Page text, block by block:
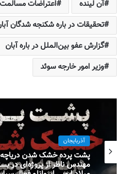
آن لینده
اعتراضات
تحقیقات در باره شکنجه شدگان
گزارش عفو بین‌الملل در باره آبان
وزیر امور خارجه سوئد
آذربایجان